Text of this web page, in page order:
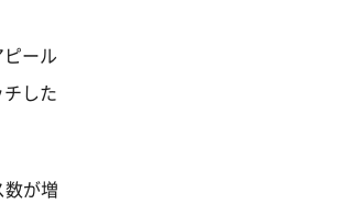
ール
した
が増